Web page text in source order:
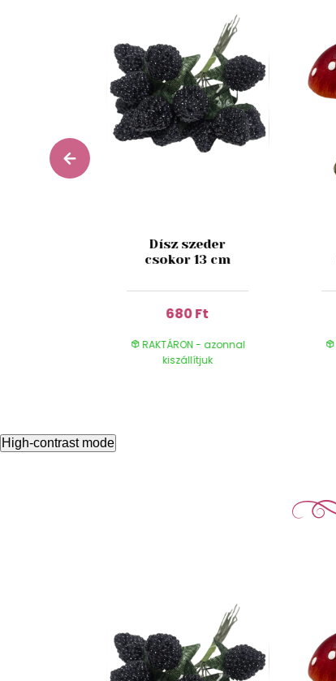
Dísz szeder
csokor 13 cm
680 Ft
RAKTÁRON - azonnal
kiszállítjuk
High-contrast mode